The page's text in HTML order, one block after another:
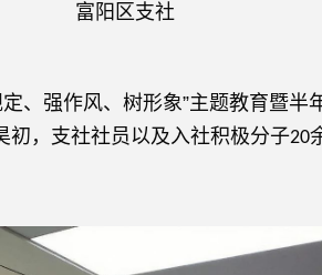
富阳区支社
、强作风、树形象”主题教育暨半
初，支社社员以及入社积极分子20